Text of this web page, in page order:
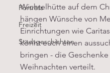
Porträts
Freizeit
Stadtgeschichten
Wichtelhütte auf dem
hängen Wünsche von
Einrichtungen wie
könnt euch einen
bringen - die
Weihnachten verteilt.